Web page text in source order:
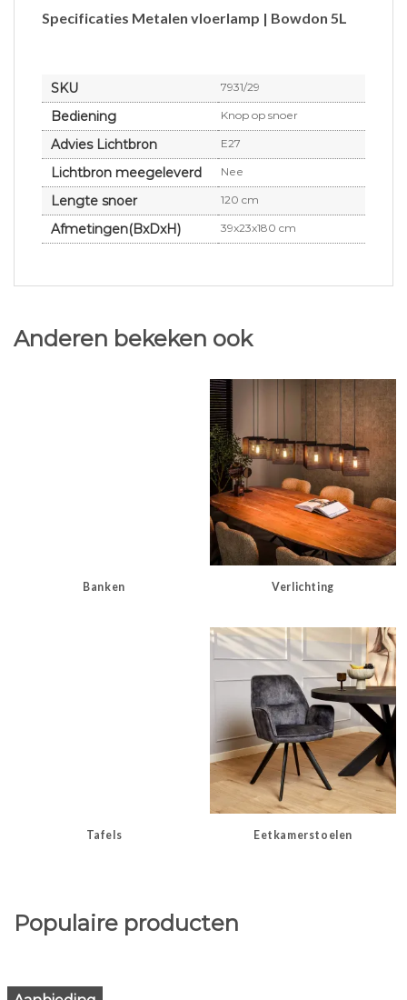
Specificaties Metalen vloerlamp | Bowdon 5L
SKU 7931/29
Bediening Knop op snoer
Advies Lichtbron E27
Lichtbron meegeleverd Nee
Lengte snoer 120 cm
Afmetingen(BxDxH) 39x23x180 cm
Anderen bekeken ook
Banken Verlichting
Tafels Eetkamerstoelen
Populaire producten